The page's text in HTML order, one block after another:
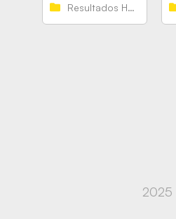
2025
Resultados Hispanos Juveniles